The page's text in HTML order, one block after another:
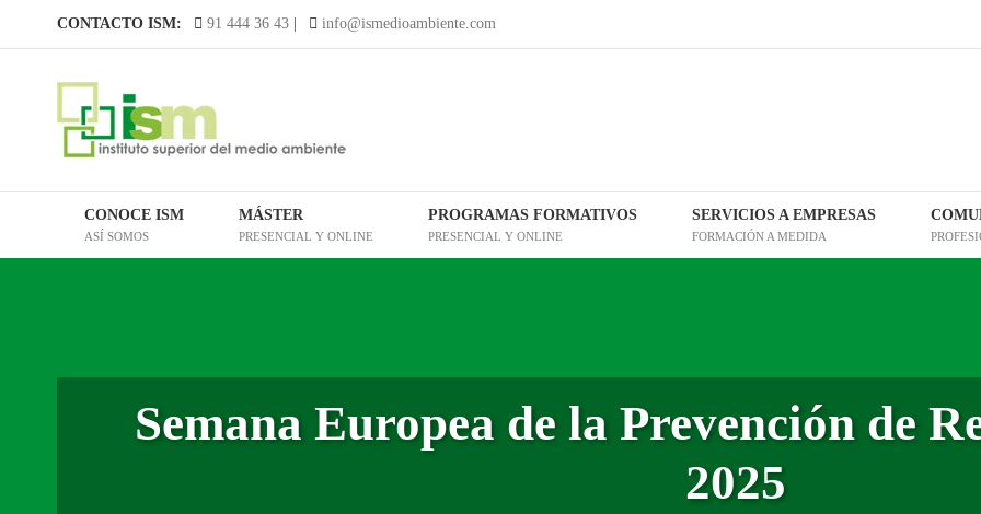
CONTACTO ISM: 91 444 36 43 info@ismedioambiente.com
CONOCE ISM
ASÍ SOMOS
MÁSTER
PRESENCIAL Y ONLINE
PROGRAMAS FORMATIVOS
PRESENCIAL Y ONLINE
SERVICIOS A EMPRESAS
FORMACIÓN A MEDIDA
Semana Europea de la Prevención de
2025